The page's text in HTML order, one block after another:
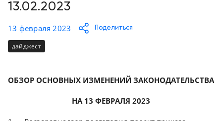
Trade-
Доставка
и
13.02.2023
13 февраля 2023 Поделиться
дайджест
ОБЗОР ОСНОВНЫХ ИЗМЕНЕНИЙ ЗАКОНОДАТЕЛЬСТВА
НА 13 ФЕВРАЛЯ 2023